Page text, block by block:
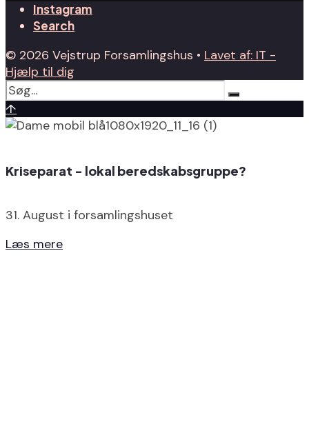
Instagram
Search
© 2026 Vejstrup Forsamlingshus • Lavet af: IT -
Hjælp til dig
↑
Kriseparat - lokal beredskabsgruppe?
31. August i forsamlingshuset
Læs mere